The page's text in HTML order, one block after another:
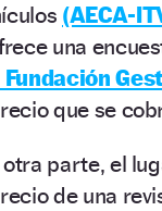
(AECA-
una
Fundación
que se
otra parte, el
de una